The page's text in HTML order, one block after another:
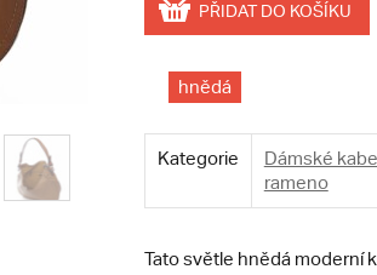
PŘIDAT DO KOŠÍKU
hnědá
Kategorie Dámské
rameno
Tato světle hnědá moderní